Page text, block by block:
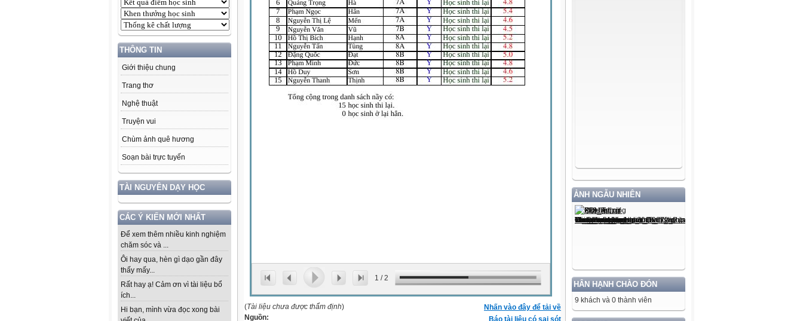
THÔNG TIN
Giới thiệu chung
Trang thơ
Nghệ thuật
Truyện vui
Chùm ảnh quê hương
Soạn bài trực tuyến
TÀI NGUYÊN DẠY HỌC
CÁC Ý KIẾN MỚI NHẤT
Để xem thêm nhiều kinh nghiệm
chăm sóc và ...
Ôi hay qua, hèn gì dạo gần đây
thấy mấy...
Rất hay ạ! Cảm ơn vì tài liệu bổ
ích...
Hi bạn, mình vừa đọc xong bài
ẢNH NGẪU NHIÊN
HÂN HẠNH CHÀO ĐÓN
9 khách và 0 thành viên
1 /2
Nhấn vào đây để tải về
Báo tài liệu có sai sót
(Tài liệu chưa được thẩm định)
Nguồn: